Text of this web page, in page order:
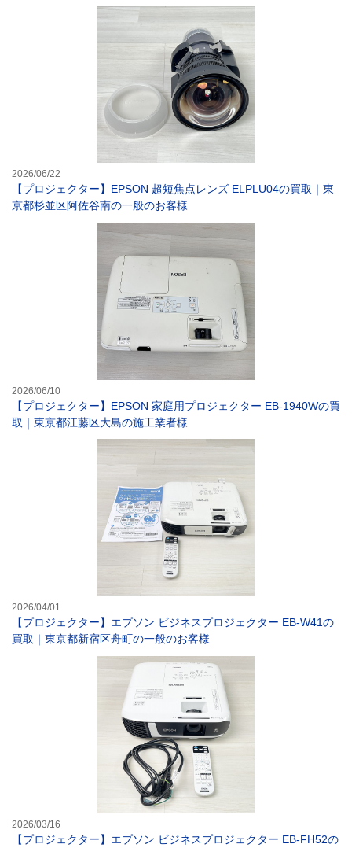
2026/06/22
【プロジェクター】EPSON 超短焦点レンズ ELPLU04の買取｜東
京都杉並区阿佐谷南の一般のお客様
2026/06/10
【プロジェクター】EPSON 家庭用プロジェクター EB-1940Wの買
取｜東京都江藤区大島の施工業者様
2026/04/01
【プロジェクター】エプソン ビジネスプロジェクター EB-W41の
買取｜東京都新宿区舟町の一般のお客様
2026/03/16
【プロジェクター】エプソン ビジネスプロジェクター EB-FH52の